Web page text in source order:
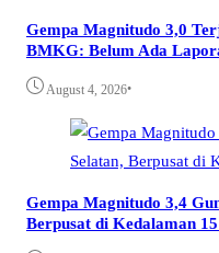
Gempa Magnitudo 3,0
BMKG: Belum Ada
August 4, 2026•
Gempa Magnitudo 3,4
Berpusat di Kedalaman